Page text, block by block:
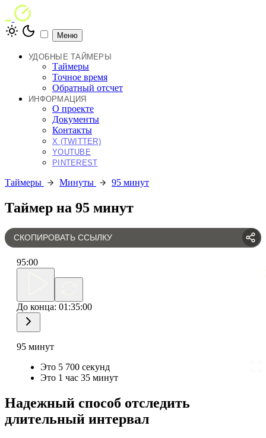
Меню
УДОБНЫЕ ТАЙМЕРЫ
Таймеры
Точное время
Обратный отсчет
ИНФОРМАЦИЯ
О проекте
Документы
Контакты
X (TWITTER)
YOUTUBE
PINTEREST
Таймеры Минуты 95 минут
Таймер на 95 минут
СКОПИРОВАТЬ ССЫЛКУ
95:00
До конца: 01:35:00
95 минут
Это 5 700 секунд
Это 1 час 35 минут
Надежный способ отследить
длительный интервал